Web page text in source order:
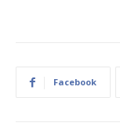
Facebook